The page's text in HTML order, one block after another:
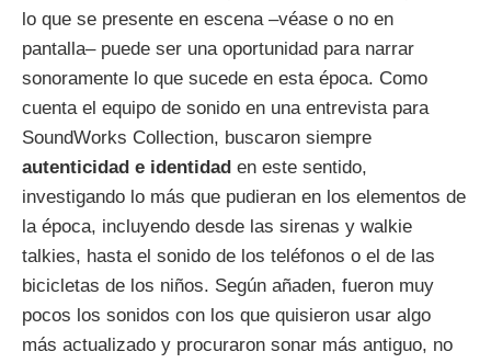
lo que se presente en escena –véase o no en
pantalla– puede ser una oportunidad para narrar
sonoramente lo que sucede en esta época. Como
cuenta el equipo de sonido en una entrevista para
SoundWorks Collection, buscaron siempre
autenticidad e identidad en este sentido,
investigando lo más que pudieran en los elementos de
la época, incluyendo desde las sirenas y walkie
talkies, hasta el sonido de los teléfonos o el de las
bicicletas de los niños. Según añaden, fueron muy
pocos los sonidos con los que quisieron usar algo
más actualizado y procuraron sonar más antiguo, no